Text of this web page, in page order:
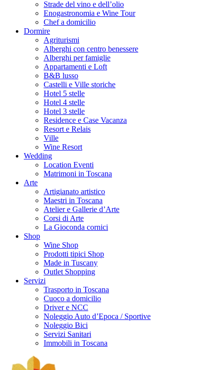
Strade del vino e dell’olio
Enogastronomia e Wine Tour
Chef a domicilio
Dormire
Agriturismi
Alberghi con centro benessere
Alberghi per famiglie
Appartamenti e Loft
B&B lusso
Castelli e Ville storiche
Hotel 5 stelle
Hotel 4 stelle
Hotel 3 stelle
Residence e Case Vacanza
Resort e Relais
Ville
Wine Resort
Wedding
Location Eventi
Matrimoni in Toscana
Arte
Artigianato artistico
Maestri in Toscana
Atelier e Gallerie d’Arte
Corsi di Arte
La Gioconda cornici
Shop
Wine Shop
Prodotti tipici Shop
Made in Tuscany
Outlet Shopping
Servizi
Trasporto in Toscana
Cuoco a domicilio
Driver e NCC
Noleggio Auto d’Epoca / Sportive
Noleggio Bici
Servizi Sanitari
Immobili in Toscana